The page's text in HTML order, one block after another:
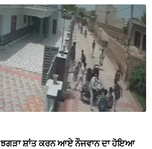
ਸ਼ਾਂਤ ਕਰਨ ਆਏ ਨੌਜਵਾਨ ਦਾ ਹੋਇਆ